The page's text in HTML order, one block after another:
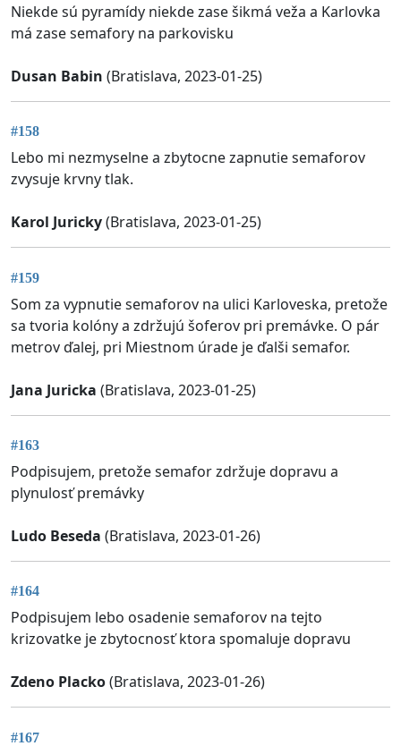
Niekde sú pyramídy niekde zase šikmá veža a Karlovka
má zase semafory na parkovisku
Dusan Babin (Bratislava, 2023-01-25)
#158
Lebo mi nezmyselne a zbytocne zapnutie semaforov
zvysuje krvny tlak.
Karol Juricky(Bratislava, 2023-01-25)
#159
Som za vypnutie semaforov na ulici Karloveska, pretože
sa tvoria kolóny a zdržujú šoferov pri premávke. O pár
metrov ďalej, pri Miestnom úrade je ďalši semafor.
Jana Juricka (Bratislava, 2023-01-25)
#163
Podpisujem, pretože semafor zdržuje dopravu a
plynulosť premávky
Ludo Beseda (Bratislava, 2023-01-26)
#164
Podpisujem lebo osadenie semaforov na tejto
krizovatke je zbytocnosť ktora spomaluje dopravu
Zdeno Placko(Bratislava, 2023-01-26)
#167